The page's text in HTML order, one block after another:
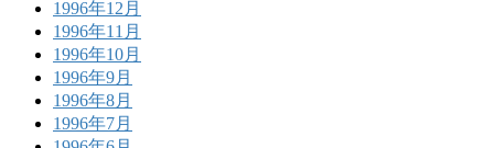
1996年12月
1996年11月
1996年10月
1996年9月
1996年8月
1996年7月